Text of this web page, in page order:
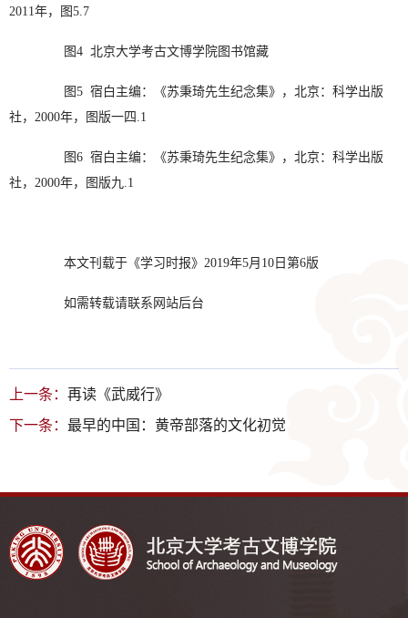
2011年，图5.7
图4 北京大学考古文博学院图书馆藏
图5 宿白主编：《苏秉琦先生纪念集》，北京：科学出版
社，2000年，图版一四.1
图6 宿白主编：《苏秉琦先生纪念集》，北京：科学出版
社，2000年，图版九.1
本文刊载于《学习时报》2019年5月10日第6版
如需转载请联系网站后台
上一条： 再读《武威行》
下一条： 最早的中国：黄帝部落的文化初觉